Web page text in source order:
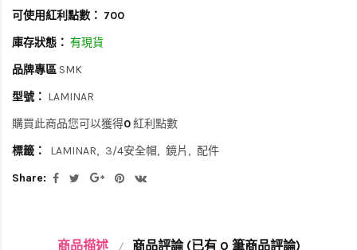
可使用紅利點數： 700
庫存狀態： 有現貨
品牌專區 SMK
型號： LAMINAR
購買此商品您可以獲得0紅利點數
標籤：
LAMINAR 3/4安全帽 鏡片
配件
Share:
商品描述 商品評論 (已有 0 筆商品評論)